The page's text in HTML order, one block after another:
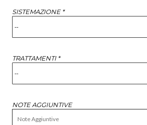
SISTEMAZIONE *
TRATTAMENTI *
NOTE AGGIUNTIVE